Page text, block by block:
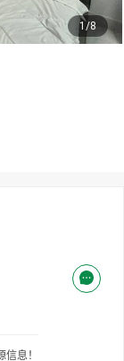
1/8
息！